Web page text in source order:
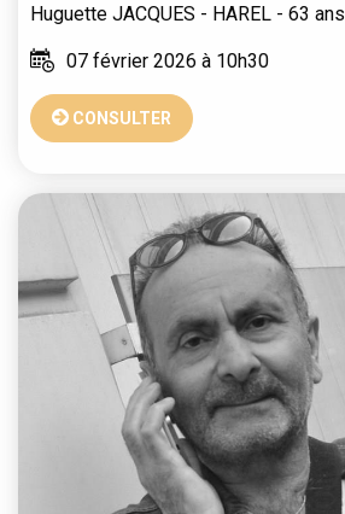
Huguette JACQUES - HAREL - 63 ans
07 février 2026 à 10h30
CONSULTER